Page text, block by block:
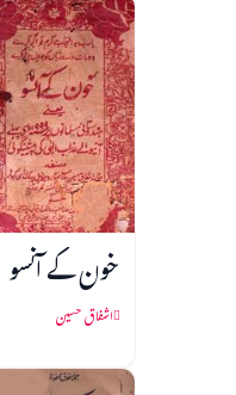
خون کے آنسو
اشفاق حسین